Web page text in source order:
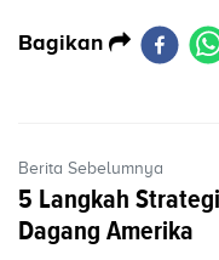
Bagikan
Berita Sebelumnya
5 Langkah
Dagang Amerika